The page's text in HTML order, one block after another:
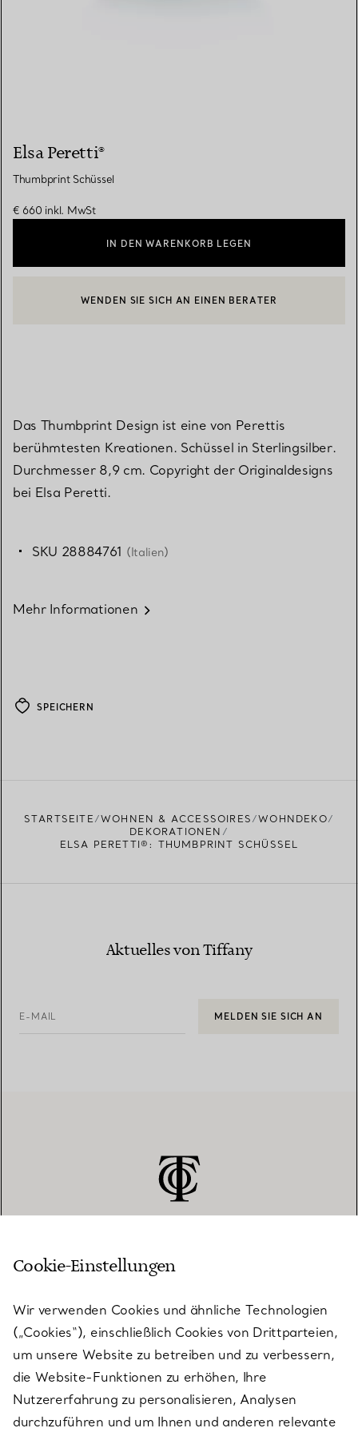
Elsa Peretti®
Thumbprint Schüssel
€ 660 inkl. MwSt
IN DEN WARENKORB LEGEN
EINEN KUNDENBERATER KONTAKTIEREN ODER EINEN
WENDEN SIE SICH AN EINEN BERATER
Das Thumbprint Design ist eine von Perettis
berühmtesten Kreationen. Schüssel in Sterlingsilber.
Durchmesser 8,9 cm. Copyright der Originaldesigns
bei Elsa Peretti.
SKU 28884761 (Italien)
Mehr Informationen
SPEICHERN
STARTSEITE WOHNEN & ACCESSOIRES
WOHNDEKO
DEKORATIONEN
ELSA PERETTI®: THUMBPRINT SCHÜSSEL
Aktuelles von Tiffany
E-MAIL MELDEN SIE SICH AN
KUNDENSERVICE
SERVICES
ÜBER TIFFANY & CO.
Cookie-Einstellungen
Wir verwenden Cookies und ähnliche Technologien
(„Cookies“), einschließlich Cookies von Drittparteien,
um unsere Website zu betreiben und zu verbessern,
die Website-Funktionen zu erhöhen, Ihre
Nutzererfahrung zu personalisieren, Analysen
durchzuführen und um Ihnen und anderen relevante